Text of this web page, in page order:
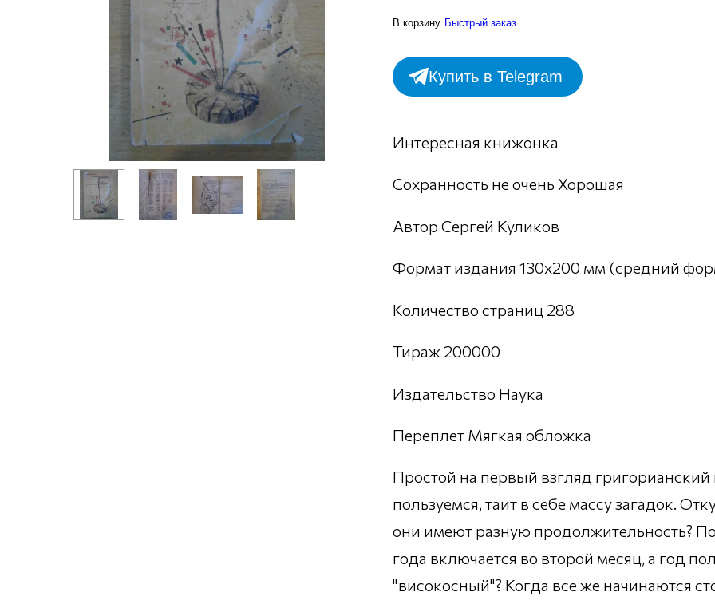
В корзину Быстрый заказ
Купить в Telegram
Интересная книжонка
Сохранность не очень Хорошая
Автор Сергей Куликов
Формат издания 130х200 мм (средний
Количество страниц 288
Тираж 200000
Издательство Наука
Переплет Мягкая обложка
Простой на первый взгляд
пользуемся, таит в себе массу загадок.
они имеют разную продолжительность?
года включается во второй месяц, а год
"високосный"? Когда все же начинаются